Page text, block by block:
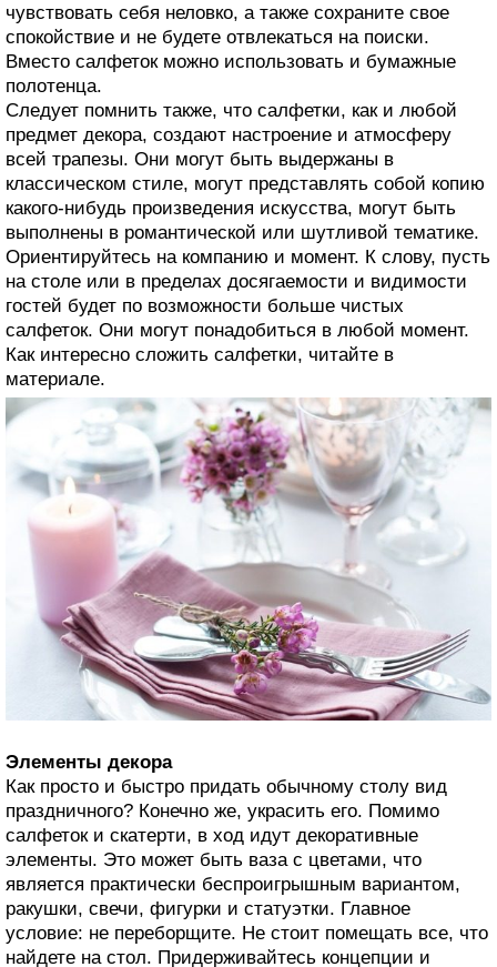
чувствовать себя неловко, а также сохраните свое
спокойствие и не будете отвлекаться на поиски.
Вместо салфеток можно использовать и бумажные
полотенца.
Следует помнить также, что салфетки, как и любой
предмет декора, создают настроение и атмосферу
всей трапезы. Они могут быть выдержаны в
классическом стиле, могут представлять собой копию
какого-нибудь произведения искусства, могут быть
выполнены в романтической или шутливой тематике.
Ориентируйтесь на компанию и момент. К слову, пусть
на столе или в пределах досягаемости и видимости
гостей будет по возможности больше чистых
салфеток. Они могут понадобиться в любой момент.
Как интересно сложить салфетки, читайте в
материале.
Элементы декора
Как просто и быстро придать обычному столу вид
праздничного? Конечно же, украсить его. Помимо
салфеток и скатерти, в ход идут декоративные
элементы. Это может быть ваза с цветами, что
является практически беспроигрышным вариантом,
ракушки, свечи, фигурки и статуэтки. Главное
условие: не переборщите. Не стоит помещать все, что
найдете на стол. Придерживайтесь концепции и